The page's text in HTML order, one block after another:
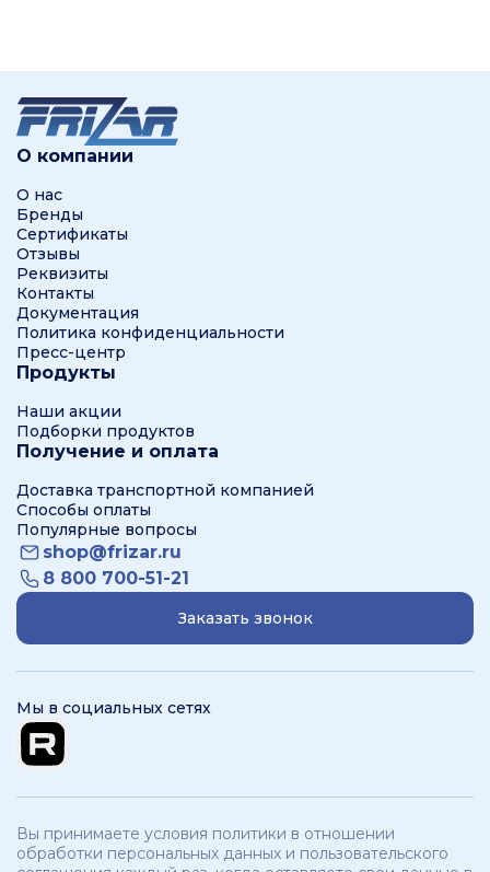
О компании
О нас
Бренды
Сертификаты
Отзывы
Реквизиты
Контакты
Документация
Политика конфиденциальности
Пресс-центр
Продукты
Наши акции
Подборки продуктов
Получение и оплата
Доставка транспортной компанией
Способы оплаты
Популярные вопросы
shop@frizar.ru
8 800 700-51-21
Заказать звонок
Мы в социальных сетях
Вы принимаете условия политики в отношении
обработки персональных данных и пользовательского